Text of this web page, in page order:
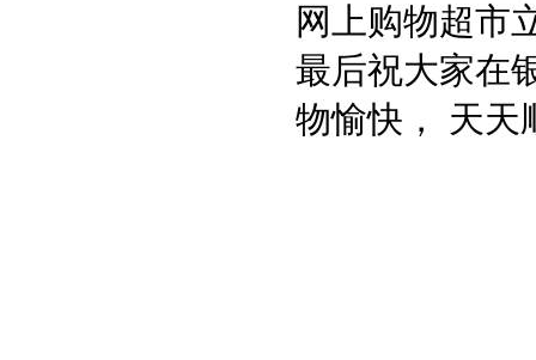
网上购物超市
最后祝大家在
物愉快， 天天